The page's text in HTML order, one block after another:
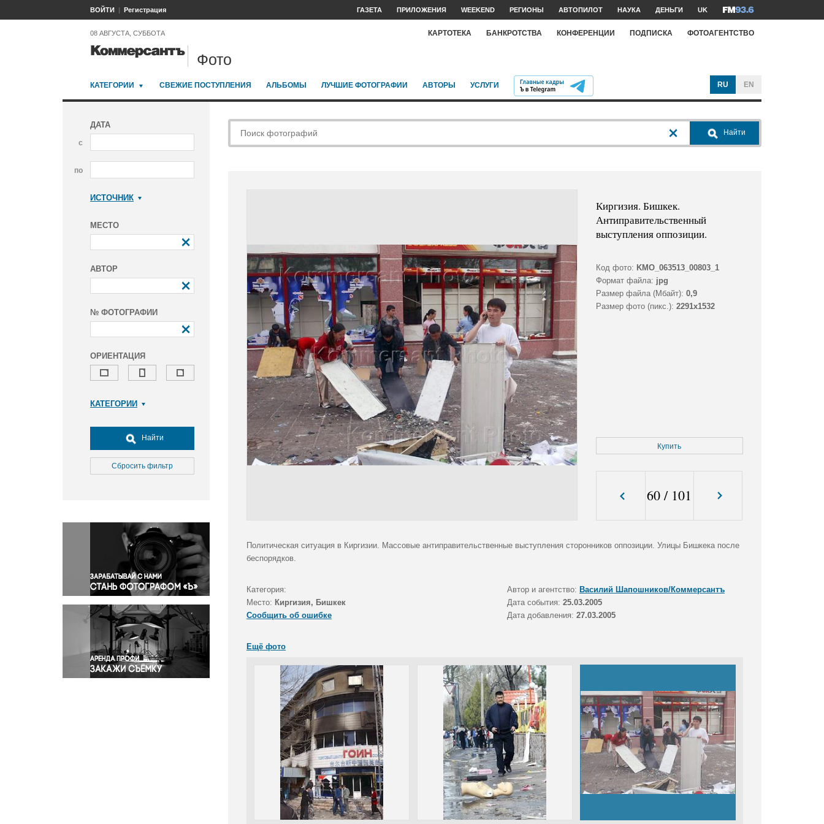
ВОЙТИ Регистрация ГАЗЕТА ПРИЛОЖЕНИЯ WEEKEND РЕГИОНЫ АВТОПИЛОТ НАУКА ДЕНЬГИ UK
08 АВГУСТА, СУББОТА КАРТОТЕКА БАНКРОТСТВА КОНФЕРЕНЦИИ ПОДПИСКА ФОТОАГЕНТСТВО
Фото
КАТЕГОРИИ СВЕЖИЕ ПОСТУПЛЕНИЯ АЛЬБОМЫ ЛУЧШИЕ ФОТОГРАФИИ АВТОРЫ УСЛУГИ RU EN
ДАТА
с
по
ИСТОЧНИК
МЕСТО
АВТОР
№ ФОТОГРАФИИ
ОРИЕНТАЦИЯ
КАТЕГОРИИ
Досуг, туризм и отдых
Культура
Медицина
Окружающая среда
Политика
Правосудие
Происшествия и конфликты
Религия
Светская жизнь
Спорт
Экология
Экономика и бизнес
Найти
Сбросить фильтр
Найти
Киргизия. Бишкек.
Антиправительственный
выступления оппозиции.
Код фото: KMO_063513_00803_1
Формат файла: jpg
Размер файла (Мбайт): 0,9
Размер фото (пикс.): 2291x1532
Купить
60 / 101
Политическая ситуация в Киргизии. Массовые антиправительственные выступления сторонников оппозиции. Улицы Бишкека после
беспорядков.
Категория: Автор и агентство: Василий Шапошников/Коммерсантъ
Место: Киргизия, Бишкек Дата события: 25.03.2005
Сообщить об ошибке
Дата добавления: 27.03.2005
Ещё фото